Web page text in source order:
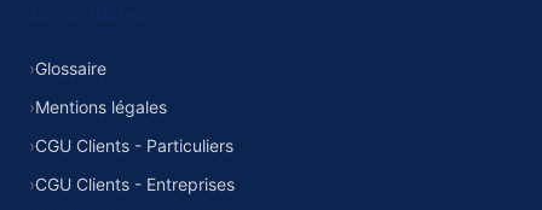
›Glossaire
›Mentions légales
›CGU Clients - Particuliers
›CGU Clients - Entreprises